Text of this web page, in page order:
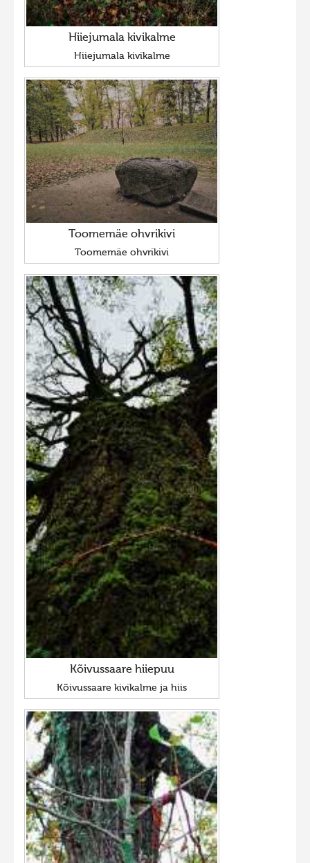
Hiiejumala kivikalme
Hiiejumala kivikalme
Toomemäe ohvrikivi
Toomemäe ohvrikivi
Kõivussaare hiiepuu
Kõivussaare kivikalme ja hiis